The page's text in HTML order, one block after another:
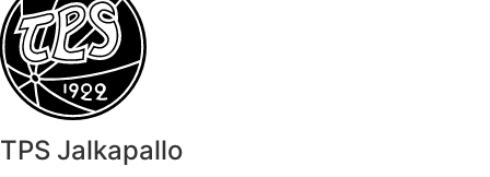
TPS Jalkapallo